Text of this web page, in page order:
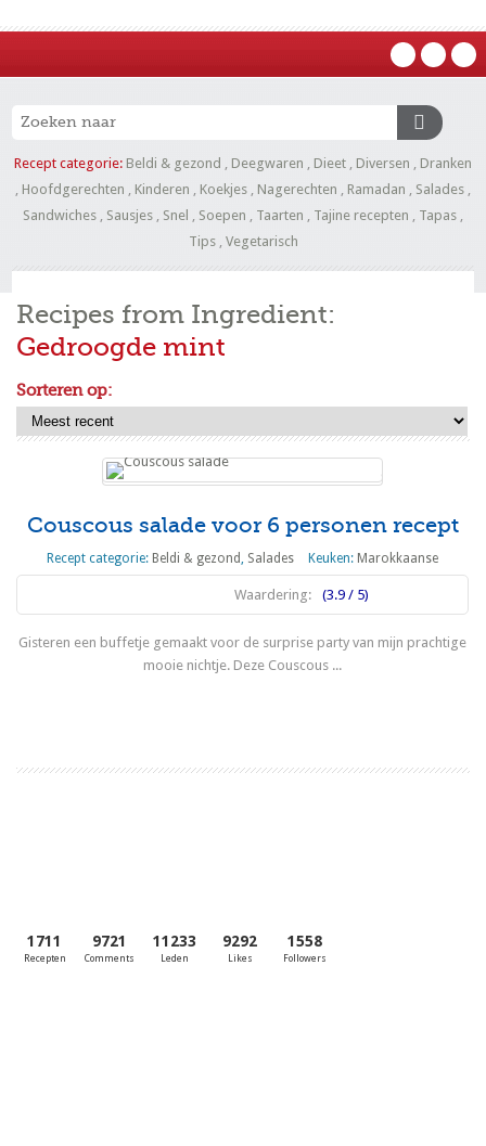
Recept categorie: Beldi & gezond , Deegwaren , Dieet , Diversen , Dranken
, Hoofdgerechten , Kinderen , Koekjes , Nagerechten , Ramadan , Salades ,
Sandwiches , Sausjes , Snel , Soepen , Taarten , Tajine recepten , Tapas ,
Tips, Vegetarisch
Recipes from Ingredient:
Gedroogde mint
Sorteren op:
Couscous salade voor 6 personen recept
Recept categorie: Beldi & gezond, Salades Keuken: Marokkaanse
Waardering: (3.9 / 5)
Gisteren een buffetje gemaakt voor de surprise party van mijn prachtige
mooie nichtje. Deze Couscous ...
1711
Recepten
9721
Comments
11233
Leden
9292
Likes
1558
Followers